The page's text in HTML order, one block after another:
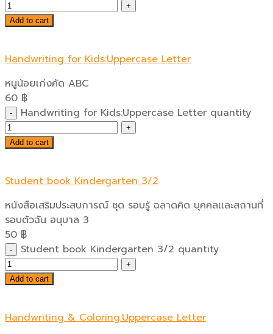
Add to cart
Handwriting for Kids:Uppercase Letter
หนูน้อยเก่งคัด ABC
60 ฿
Handwriting for Kids:Uppercase Letter quantity
Add to cart
Student book Kindergarten 3/2
หนังสือเสริมประสบการณ์ ชุด รอบรู้ ฉลาดคิด บุคคลเเละสถานที่
รอบตัวฉัน อนุบาล 3
50 ฿
Student book Kindergarten 3/2 quantity
Add to cart
Handwriting & Coloring:Uppercase Letter